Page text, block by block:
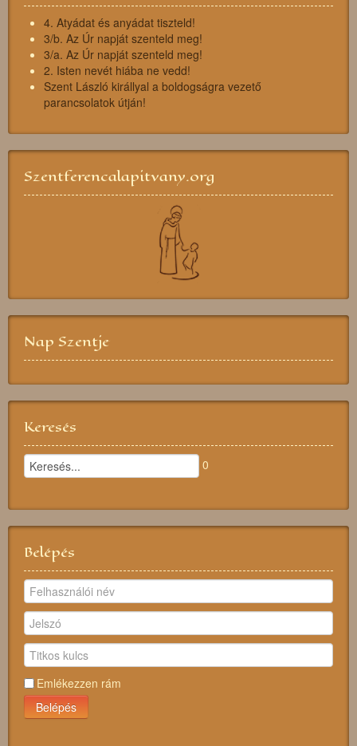
4. Atyádat és anyádat tiszteld!
3/b. Az Úr napját szenteld meg!
3/a. Az Úr napját szenteld meg!
2. Isten nevét hiába ne vedd!
Szent László királlyal a boldogságra vezető
parancsolatok útján!
Szentferencalapitvany.org
Nap Szentje
Keresés
0
Belépés
Emlékezzen rám
Belépés